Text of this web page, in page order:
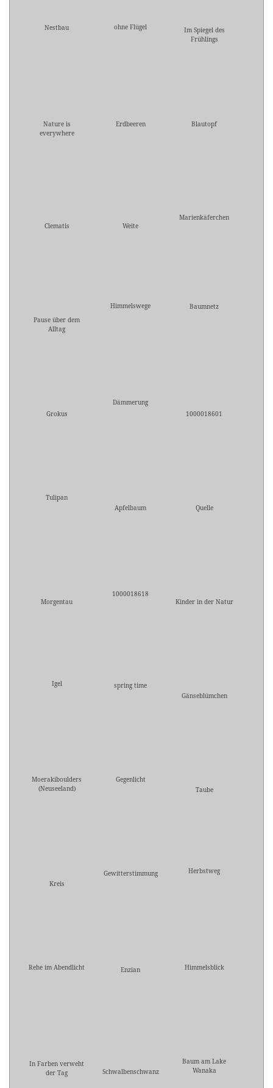
Nestbau ohne Flügel
Im Spiegel des
Frühlings
Nature is
everywhere
Erdbeeren Blautopf
Clematis Weite
Marienkäferchen
Pause über dem
Alltag
Himmelswege Baumnetz
Grokus
Dämmerung
1000018601
Tulipan
Apfelbaum
Quelle
Morgentau
1000018618
Kinder in der Natur
Igel
spring time
Gänseblümchen
Moerakiboulders
(Neuseeland)
Gegenlicht
Taube
Kreis
Gewitterstimmung Herbstweg
Rehe im Abendlicht Enzian Himmelsblick
In Farben verweht
der Tag
Schwalbenschwanz
Baum am Lake
Wanaka